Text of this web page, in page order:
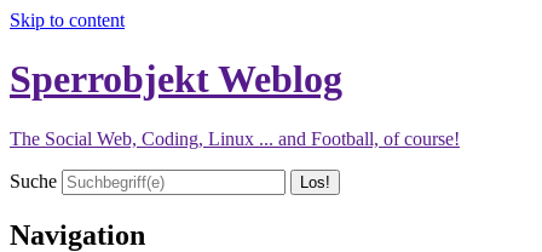
Skip to content
Sperrobjekt Weblog
The Social Web, Coding, Linux ... and Football, of course!
Suche
Navigation